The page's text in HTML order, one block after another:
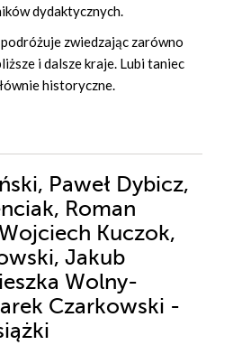
dydaktycznych.
zwiedzając zarówno
i dalsze kraje. Lubi taniec
historyczne.
Paweł Dybicz,
Roman
Kuczok,
Jakub
Wolny-
Czarkowski -